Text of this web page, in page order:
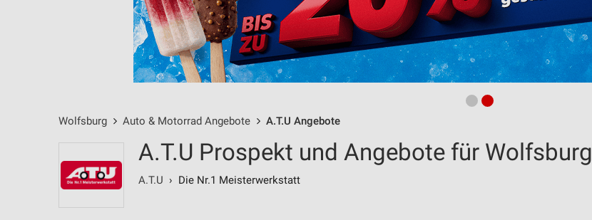
Wolfsburg Auto & Motorrad Angebote A.T.U Angebote
A.T.U Prospekt und Angebote für Wolfsburg
A.T.U › Die Nr.1 Meisterwerkstatt